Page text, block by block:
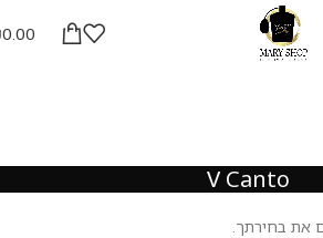
0.00
V Canto
את בחירתך.